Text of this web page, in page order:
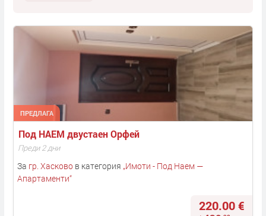
ПРЕДЛАГА
Под НАЕМ двустаен Орфей
Преди 2 дни
За гр. Хасковов категория „Имоти - Под Наем —
Апартаменти“
220.00 €